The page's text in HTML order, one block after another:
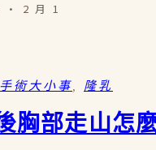
· 2 月 1
術大小事 隆乳
胸部走山怎